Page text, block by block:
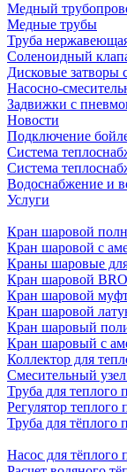
Медный
Медные трубы
Труба
Соленоидный
Дисковые затворы
Насосно-
Задвижки с
Новости
Подключение
Система
Система
Водоснабжение и
Услуги
Кран шаровой
Кран шаровой с
Краны шаровые
Кран шаровой
Кран шаровой
Кран шаровой
Кран шаровый
Кран шаровый с
Коллектор для
Смесительный
Труба для теплого
Регулятор теплого
Труба для тёплого
Насос для тёплого